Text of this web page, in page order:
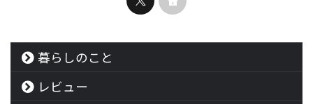
暮らしのこと
レビュー